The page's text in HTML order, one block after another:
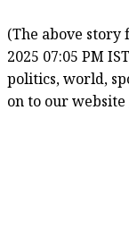
(The above story
2025 07:05 PM
politics, world,
on to our website